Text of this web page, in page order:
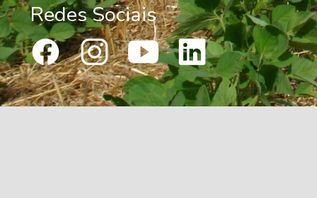
Redes Sociais